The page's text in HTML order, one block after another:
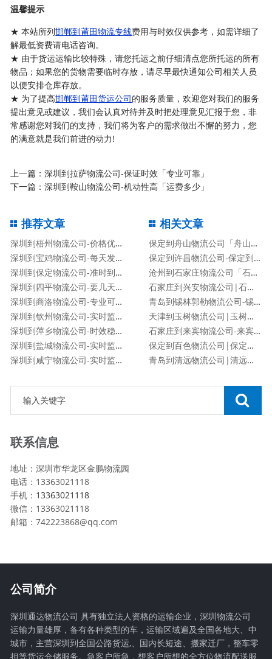
温馨提示
★ 本站所列邯郸到莆田物流专线费用与时效仅供参考，如需详细了
解最低资费请电话咨询。
★ 由于货运运输比较特殊，请您托运之前仔细清点您所托运的所有
物品；如果您的货物需要临时存放，请尽早最快通知公司相关人员
以便安排仓库存放。
★ 为了提高邯郸到莆田货运公司的服务质量，欢迎您对我们的服务
提出意见或建议，我们会认真对待并及时把处理意见汇报于您，非
常感谢您对我们的支持，我们将为客户的需求做出不懈的努力，您
的满意就是我们前进的动力!
上一篇：深圳到拉萨物流公司-保证时效「专业可靠」
下一篇：深圳到鞍山物流公司-机动性高「运费多少」
推荐文章
深圳到梧州物流公司-价格优惠「丢损必赔」
深圳到宝鸡物流公司-每天发车「保价运输」
深圳到保定物流公司-准时到达「时间多久」
深圳到四平物流公司-要几天时间「按时送达」
深圳到商洛物流公司-专业可靠「保证时效」
深圳到钦州物流公司-实时监控「送货上门」
深圳到萍乡物流公司-时效稳定「免费取件」
深圳到盐城物流公司-实时监控「送货上门」
深圳到咸宁物流公司-实时监控「送货上门」
相关文章
保定到舟山物流公司「舟山专线」
保定到许昌物流公司-保定到许昌货运专线
沧州到石家庄物流公司「石家庄专线」
石家庄到兴安物流公司|石家庄到兴安货运专线
青岛到锡林郭勒物流公司-锡林郭勒专线
天津到玉树物流公司|玉树专线
石家庄到来宾物流公司-来宾专线
保定到百色物流公司|保定到百色货运专线
青岛到清远物流公司|清远专线
联系信息
地址：深圳市华龙区金鹏物流园
电话：13363021118
手机： 13363021118
微信：13363021118
邮箱：742223868@qq.com
公司简介
深圳通达物流公司 具有独立法人资格的运输企业，深圳物流公司
运输力量雄厚，备有各种类型的车，运输区域遍及全国各地大、中
城市，主营深圳到全国公路货运,、国内长短途、搬家迁厂，整车零
担等货运仓储服务。急客户所急，想客户所想的全方位物流配送服